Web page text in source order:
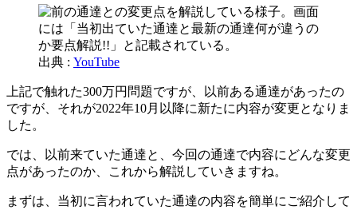
出典 : YouTube
上記で触れた300万円問題ですが、以前ある通達があったの
ですが、それが2022年10月以降に新たに内容が変更となりま
した。
では、以前来ていた通達と、今回の通達で内容にどんな変更
点があったのか、これから解説していきますね。
まずは、当初に言われていた通達の内容を簡単にご紹介して